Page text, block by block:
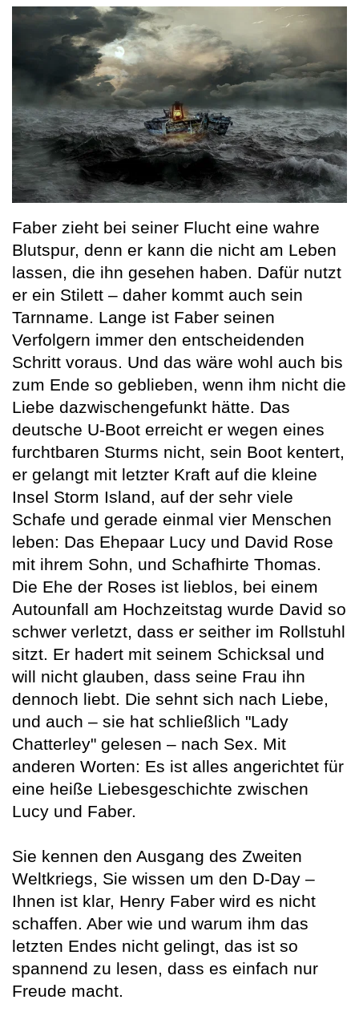
Faber zieht bei seiner Flucht eine wahre
Blutspur, denn er kann die nicht am Leben
lassen, die ihn gesehen haben. Dafür nutzt
er ein Stilett – daher kommt auch sein
Tarnname. Lange ist Faber seinen
Verfolgern immer den entscheidenden
Schritt voraus. Und das wäre wohl auch bis
zum Ende so geblieben, wenn ihm nicht die
Liebe dazwischengefunkt hätte. Das
deutsche U-Boot erreicht er wegen eines
furchtbaren Sturms nicht, sein Boot kentert,
er gelangt mit letzter Kraft auf die kleine
Insel Storm Island, auf der sehr viele
Schafe und gerade einmal vier Menschen
leben: Das Ehepaar Lucy und David Rose
mit ihrem Sohn, und Schafhirte Thomas.
Die Ehe der Roses ist lieblos, bei einem
Autounfall am Hochzeitstag wurde David so
schwer verletzt, dass er seither im Rollstuhl
sitzt. Er hadert mit seinem Schicksal und
will nicht glauben, dass seine Frau ihn
dennoch liebt. Die sehnt sich nach Liebe,
und auch – sie hat schließlich "Lady
Chatterley" gelesen – nach Sex. Mit
anderen Worten: Es ist alles angerichtet für
eine heiße Liebesgeschichte zwischen
Lucy und Faber.
Sie kennen den Ausgang des Zweiten
Weltkriegs, Sie wissen um den D-Day –
Ihnen ist klar, Henry Faber wird es nicht
schaffen. Aber wie und warum ihm das
letzten Endes nicht gelingt, das ist so
spannend zu lesen, dass es einfach nur
Freude macht.